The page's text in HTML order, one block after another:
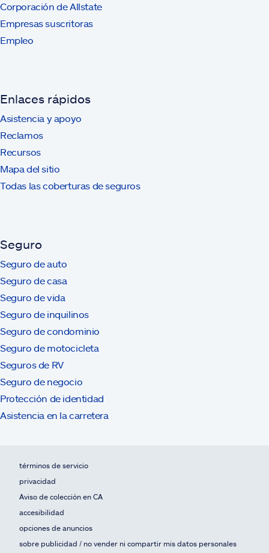
Corporación de Allstate
Empresas suscritoras
Empleo
Enlaces rápidos
Asistencia y apoyo
Reclamos
Recursos
Mapa del sitio
Todas las coberturas de seguros
Seguro
Seguro de auto
Seguro de casa
Seguro de vida
Seguro de inquilinos
Seguro de condominio
Seguro de motocicleta
Seguros de RV
Seguro de negocio
Protección de identidad
Asistencia en la carretera
términos de servicio
privacidad
Aviso de colección en CA
accesibilidad
opciones de anuncios
sobre publicidad / no vender ni compartir mis datos personales